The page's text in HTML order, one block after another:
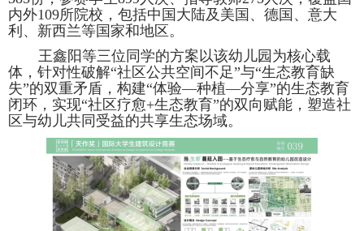
内外109所院校，包括中国大陆及美国、德国、意大
利、新西兰等国家和地区。
王鑫阳等三位同学的方案以该幼儿园为核心载
体，针对性破解“社区公共空间不足”与“生态教育缺
失”的双重矛盾，构建“体验—种植—分享”的生态教育
闭环，实现“社区疗愈+生态教育”的双向赋能，塑造社
区与幼儿共同受益的共享生态场域。